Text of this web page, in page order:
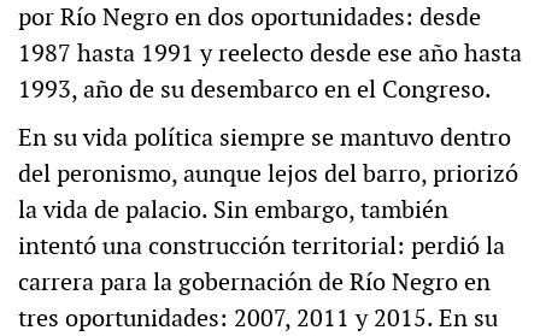
por Río Negro en dos oportunidades: desde
1987 hasta 1991 y reelecto desde ese año hasta
1993, año de su desembarco en el Congreso.
En su vida política siempre se mantuvo dentro
del peronismo, aunque lejos del barro, priorizó
la vida de palacio. Sin embargo, también
intentó una construcción territorial: perdió la
carrera para la gobernación de Río Negro en
tres oportunidades: 2007, 2011 y 2015. En su